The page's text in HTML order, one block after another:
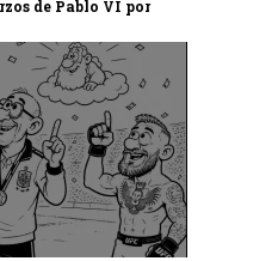
de Pablo VI por